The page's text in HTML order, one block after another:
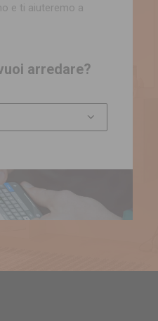
e ti aiuteremo a
arredare?